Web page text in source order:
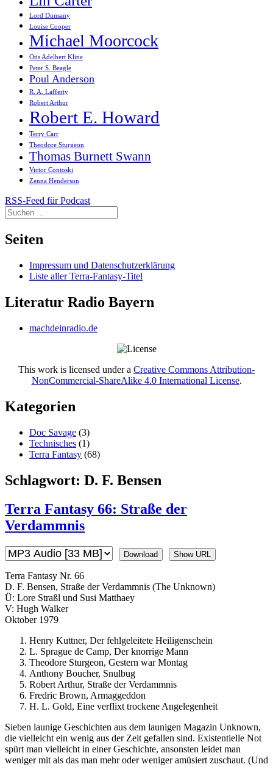
Lord Dunsany
Louise Cooper
Michael Moorcock
Otis Adelbert Kline
Peter S. Beagle
Poul Anderson
R. A. Lafferty
Robert Arthur
Robert E. Howard
Terry Carr
Theodore Sturgeon
Thomas Burnett Swann
Victor Contoski
Zenna Henderson
RSS-Feed für Podcast
Suchen
nach:
Seiten
Impressum und Datenschutzerklärung
Liste aller Terra-Fantasy-Titel
Literatur Radio Bayern
machdeinradio.de
This work is licensed under a Creative Commons Attribution-
NonCommercial-ShareAlike 4.0 International License.
Kategorien
Doc Savage (3)
Technisches (1)
Terra Fantasy (68)
Schlagwort: D. F. Bensen
Terra Fantasy 66: Straße der
Verdammnis
Download Show URL
Terra Fantasy Nr. 66
D. F. Bensen, Straße der Verdammnis (The Unknown)
Ü: Lore Straßl und Susi Matthaey
V: Hugh Walker
Oktober 1979
Henry Kuttner, Der fehlgeleitete Heiligenschein
L. Sprague de Camp, Der knorrige Mann
Theodore Sturgeon, Gestern war Montag
Anthony Boucher, Snulbug
Robert Arthur, Straße der Verdammnis
Fredric Brown, Armaggeddon
H. L. Gold, Eine verflixt trockene Angelegenheit
Sieben launige Geschichten aus dem launigen Magazin Unknown,
die vielleicht ein wenig aus der Zeit gefallen sind. Existentielle Not
spürt man vielleicht in einer Geschichte, ansonsten leidet man
weniger mit als das man mehr oder weniger amüsiert zuschaut. (Und